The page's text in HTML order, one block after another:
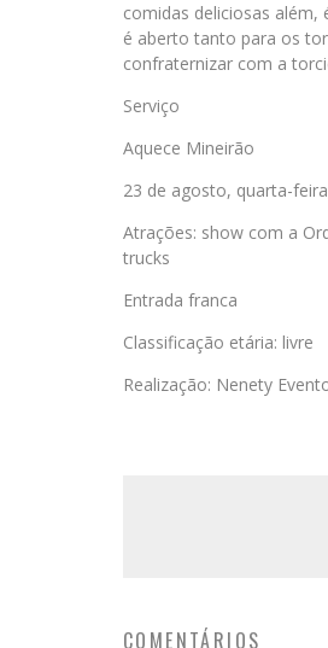
comidas deliciosas além,
é aberto tanto para os
confraternizar com a
Serviço
Aquece Mineirão
23 de agosto, quarta-
Atrações: show com a
trucks
Entrada franca
Classificação etária: livre
Realização: Nenety
COMENTÁRIOS